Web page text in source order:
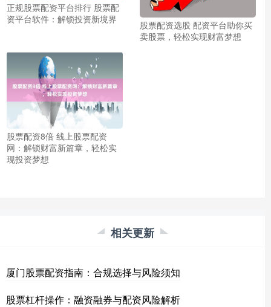
正规股票配资平台排行 股票配
资平台软件：解锁投资新境界
股票配资选股 配资平台助你买
卖股票，轻松实现财富梦想
股票配资8倍 线上股票配资
网：解锁财富新篇章，轻松实
现投资梦想
相关更新
厦门股票配资指南：合规选择与风险须知
股票杠杆操作：融资融券与配资风险解析